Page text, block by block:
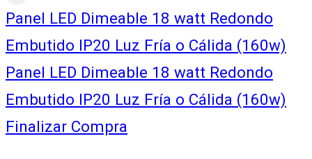
Panel LED Dimeable 18 watt Redondo
Embutido IP20 Luz Fría o Cálida (160w)
Panel LED Dimeable 18 watt Redondo
Embutido IP20 Luz Fría o Cálida (160w)
Finalizar Compra